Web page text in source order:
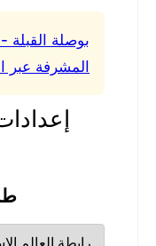
بوصلة القبلة
المشرفة عبر